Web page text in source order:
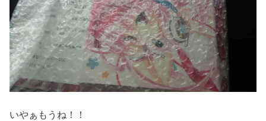
いやぁもうね！！